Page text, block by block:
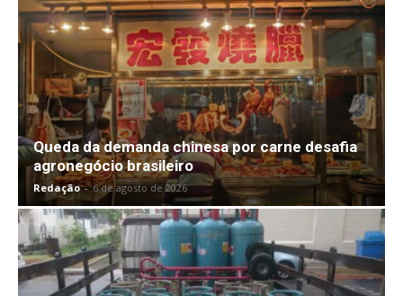
Queda da demanda chinesa por carne desafia
agronegócio brasileiro
Redação - 6 de agosto de 2026